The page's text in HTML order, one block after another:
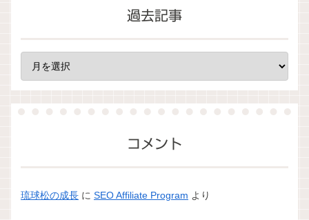
過去記事
コメント
琉球松の成長 に SEO Affiliate Program より